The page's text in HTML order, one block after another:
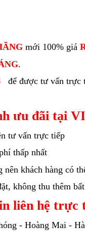
mới 100% giá
.
để được tư vấn trực
ưu đãi tại
tư vấn trực tiếp
thấp nhất
nên khách hàng có
không thu thêm
liên hệ trực
- Hoàng Mai -